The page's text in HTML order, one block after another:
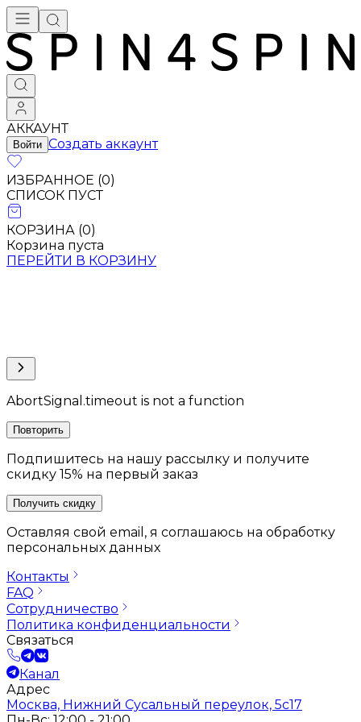
АККАУНТ
Войти Создать аккаунт
ИЗБРАННОЕ (0)
СПИСОК ПУСТ
КОРЗИНА (0)
Корзина пуста
ПЕРЕЙТИ В КОРЗИНУ
AbortSignal.timeout is not a function
Повторить
Подпишитесь на нашу рассылку и получите
скидку 15% на первый заказ
Получить скидку
Оставляя свой email, я соглашаюсь на обработку
персональных данных
Контакты
FAQ
Сотрудничество
Политика конфиденциальности
Связаться
Канал
Адрес
Москва, Нижний Сусальный переулок, 5с17